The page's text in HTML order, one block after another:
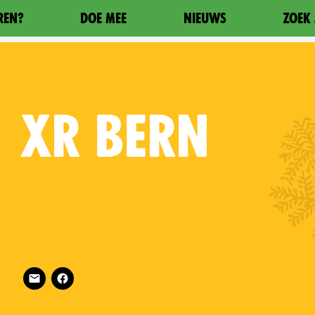
DOE MEE NIEUWS ZOEK
XR BERN
Follow XR Bern on